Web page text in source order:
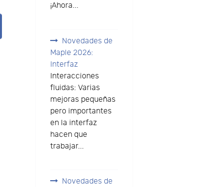
¡Ahora...
Novedades de
Maple 2026:
Interfaz
Interacciones
fluidas: Varias
mejoras pequeñas
pero importantes
en la interfaz
hacen que
trabajar...
Novedades de